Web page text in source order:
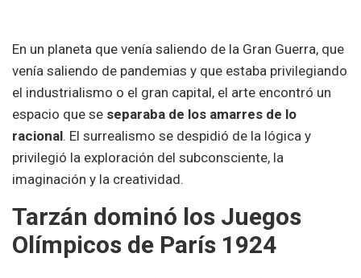
En un planeta que venía saliendo de la Gran Guerra, que
venía saliendo de pandemias y que estaba privilegiando
el industrialismo o el gran capital, el arte encontró un
espacio que se separaba de los amarres de lo
racional. El surrealismo se despidió de la lógica y
privilegió la exploración del subconsciente, la
imaginación y la creatividad.
Tarzán dominó los Juegos
Olímpicos de París 1924